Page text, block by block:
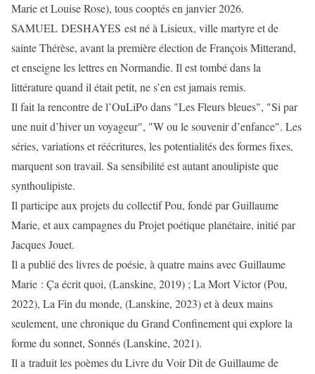
Marie et Louise Rose), tous cooptés en janvier 2026.
SAMUEL DESHAYES est né à Lisieux, ville martyre et de
sainte Thérèse, avant la première élection de François Mitterand,
et enseigne les lettres en Normandie. Il est tombé dans la
littérature quand il était petit, ne s’en est jamais remis.
Il fait la rencontre de l’OuLiPo dans "Les Fleurs bleues", "Si par
une nuit d’hiver un voyageur", "W ou le souvenir d’enfance". Les
séries, variations et réécritures, les potentialités des formes fixes,
marquent son travail. Sa sensibilité est autant anoulipiste que
synthoulipiste.
Il participe aux projets du collectif Pou, fondé par Guillaume
Marie, et aux campagnes du Projet poétique planétaire, initié par
Jacques Jouet.
Il a publié des livres de poésie, à quatre mains avec Guillaume
Marie : Ça écrit quoi, (Lanskine, 2019) ; La Mort Victor (Pou,
2022), La Fin du monde, (Lanskine, 2023) et à deux mains
seulement, une chronique du Grand Confinement qui explore la
forme du sonnet, Sonnés (Lanskine, 2021).
Il a traduit les poèmes du Livre du Voir Dit de Guillaume de